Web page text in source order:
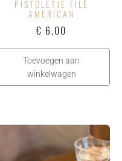
PISTOLETJE FILÉ
AMERICAN
€ 6,00
Toevoegen aan
winkelwagen